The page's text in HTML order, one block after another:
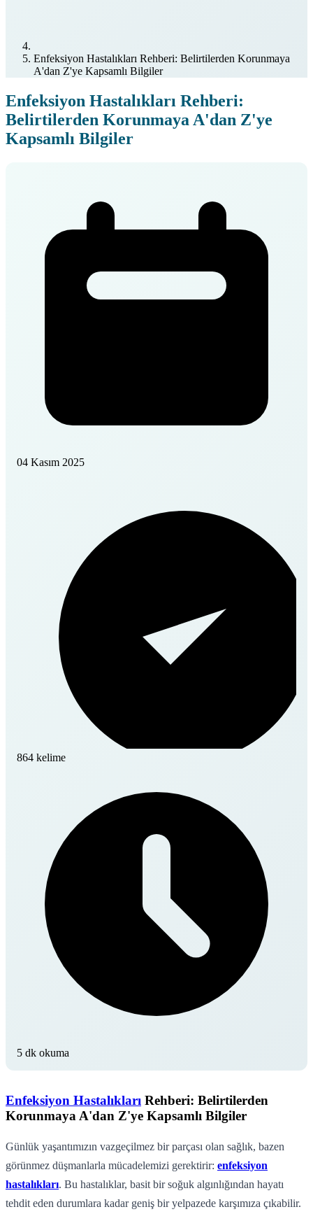
Enfeksiyon Hastalıkları Rehberi: Belirtilerden Korunmaya
A'dan Z'ye Kapsamlı Bilgiler
Enfeksiyon Hastalıkları Rehberi:
Belirtilerden Korunmaya A'dan Z'ye
Kapsamlı Bilgiler
04 Kasım 2025
864 kelime
5 dk okuma
Enfeksiyon Hastalıkları Rehberi: Belirtilerden
Korunmaya A'dan Z'ye Kapsamlı Bilgiler
Günlük yaşantımızın vazgeçilmez bir parçası olan sağlık, bazen
görünmez düşmanlarla mücadelemizi gerektirir: enfeksiyon
hastalıkları. Bu hastalıklar, basit bir soğuk algınlığından hayatı
tehdit eden durumlara kadar geniş bir yelpazede karşımıza çıkabilir.